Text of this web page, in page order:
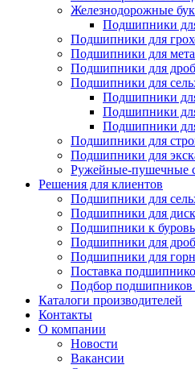
Железнодорожные
Подшипники
Подшипники для
Подшипники для
Подшипники для
Подшипники для
Подшипники
Подшипники
Подшипники
Подшипники для
Подшипники для
Ружейные-пушечные
Решения для клиентов
Подшипники для
Подшипники для
Подшипники к
Подшипники для
Подшипники для
Поставка
Подбор подшипников
Каталоги производителей
Контакты
О компании
Новости
Вакансии